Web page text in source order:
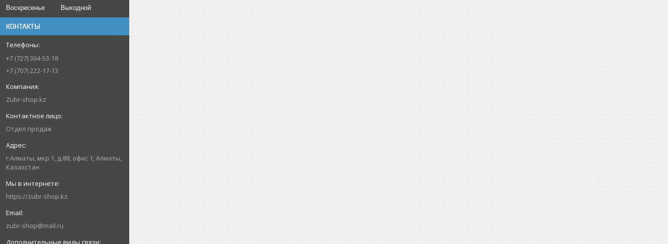
Воскресенье
Выходной
КОНТАКТЫ
+7 (727) 364-53-18
+7 (707) 222-17-13
Zubr-shop.kz
Отдел продаж
г.Алматы, мкр.1, д.88, офис 1, Алматы,
Казахстан
https://zubr-shop.kz
zubr-shop@mail.ru